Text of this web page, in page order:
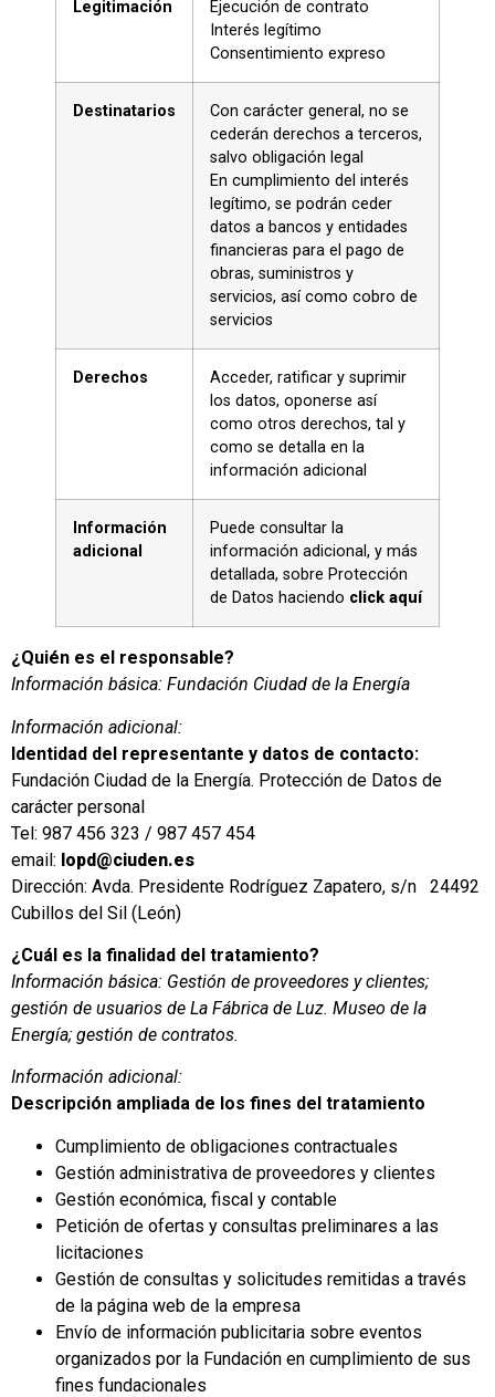
Legitimación
Ejecución de contrato
Interés legítimo
Consentimiento expreso
Destinatarios
Con carácter general, no se
cederán derechos a terceros,
salvo obligación legal
En cumplimiento del interés
legítimo, se podrán ceder
datos a bancos y entidades
financieras para el pago de
obras, suministros y
servicios, así como cobro de
servicios
Derechos
Acceder, ratificar y suprimir
los datos, oponerse así
como otros derechos, tal y
como se detalla en la
información adicional
Información
adicional
Puede consultar la
información adicional, y más
detallada, sobre Protección
de Datos haciendo click aquí
¿Quién es el responsable?
Información básica: Fundación Ciudad de la Energía
Información adicional:
Identidad del representante y datos de contacto:
Fundación Ciudad de la Energía. Protección de Datos de
carácter personal
Tel: 987 456 323 / 987 457 454
email: lopd@ciuden.es
Dirección: Avda. Presidente Rodríguez Zapatero, s/n 24492
Cubillos del Sil (León)
¿Cuál es la finalidad del tratamiento?
Información básica: Gestión de proveedores y clientes;
gestión de usuarios de La Fábrica de Luz. Museo de la
Energía; gestión de contratos.
Información adicional:
Descripción ampliada de los fines del tratamiento
Cumplimiento de obligaciones contractuales
Gestión administrativa de proveedores y clientes
Gestión económica, fiscal y contable
Petición de ofertas y consultas preliminares a las
licitaciones
Gestión de consultas y solicitudes remitidas a través
de la página web de la empresa
Envío de información publicitaria sobre eventos
organizados por la Fundación en cumplimiento de sus
fines fundacionales